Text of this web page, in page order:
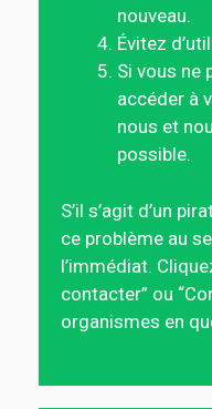
nouveau.
Évitez
Si vous ne
accéder à
nous et
possible.
S’il s’agit d’un
ce problème au
l’immédiat.
contacter” ou
organismes en